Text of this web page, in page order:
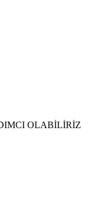
OLABİLİRİZ